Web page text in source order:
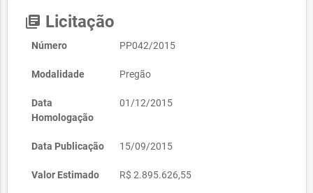
library_books Licitação
Número PP042/2015
Modalidade Pregão
Data
Homologação
01/12/2015
Data Publicação 15/09/2015
Valor Estimado R$ 2.895.626,55